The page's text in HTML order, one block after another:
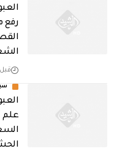
رفع
قبل 13 دقيقة
علم